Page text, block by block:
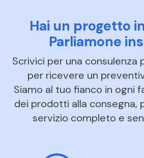
Hai un progetto
Parliamone
Scrivici per una consulenza
per ricevere un
Siamo al tuo fianco in ogni
dei prodotti alla consegna,
servizio completo e